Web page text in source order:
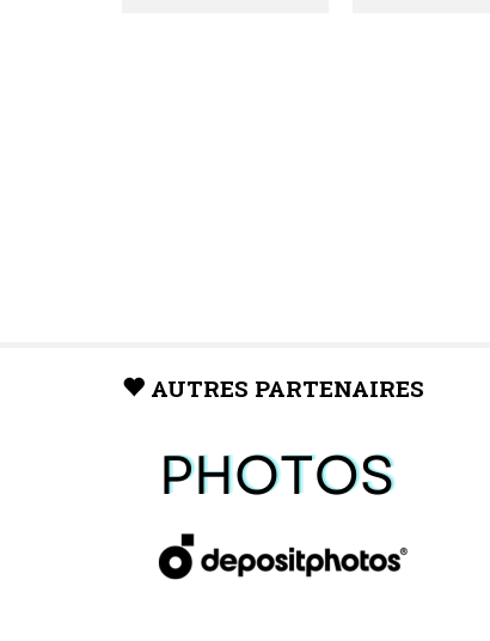
AUTRES PARTENAIRES